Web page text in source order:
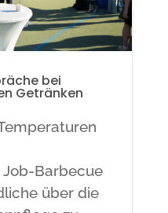
bei
Getränken
Barbecue
über die